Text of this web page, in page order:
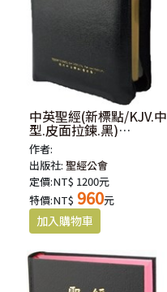
中英聖經(新標點/KJV.中
型.皮面拉鍊.黑)
KJV/CUNP67ADIZ
作者:
出版社:聖經公會
定價:NT$ 1200元
特價:NT$ 960元